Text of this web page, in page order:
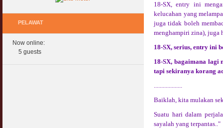
18-SX, entry ini
kelucahan yang
juga tidak boleh
menghampiri zina), juga
18-SX, serius, entry ini
18-SX, bagaimana lagi
tapi sekiranya korang
...................
Baiklah, kita mulakan
Suatu hari dalam
sayalah yang terpantas.."
Pasca COVID, Bantu IKS Mikro Turunkan
Harga Iklan Media
Morarorium 6 Bulan Dikecualikan 'Accrued
Facebook Dapat RM100
27 February 2010
Multi Level Marketing Menurut Shariah
08 April 2007
PELAWAT
Now online:
5 guests